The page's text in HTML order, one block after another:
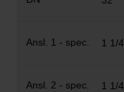
1 1/4
1 1/4